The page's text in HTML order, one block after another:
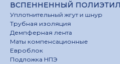
ВСПЕННЕННЫЙ
Уплотнительный жгут и шнур
Трубная изоляция
Демпферная лента
Маты компенсационные
Евроблок
Подложка НПЭ